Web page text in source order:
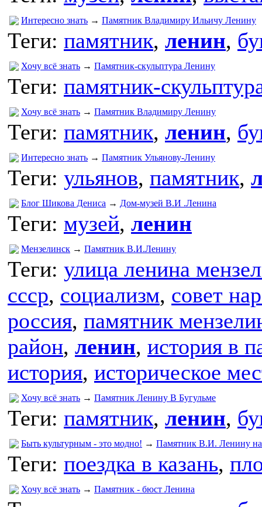
Интересно знать → Памятник Владимиру Ильичу Ленину
Теги: памятник, ленин,
Хочу всё знать → Памятник-скульптура Ленину
Теги: памятник-
Хочу всё знать → Памятник Владимиру Ленину
Теги: памятник, ленин,
Интересно знать → Памятник Ульянову-Ленину
Теги: ульянов, памятник,
Блог Шикова Дениса → Дом-музей В.И .Ленина
Теги: музей, ленин
Мензелинск → Памятник В.И.Ленину
Теги: улица ленина
ссср, социализм, совет
россия, памятник
район, ленин, история в
история, историческое
Хочу всё знать → Памятник Ленину В Бугульме
Теги: памятник, ленин,
Быть культурным - это модно! → Памятник В.И. Ленину
Теги: поездка в казань,
Хочу всё знать → Памятник - бюст Ленина